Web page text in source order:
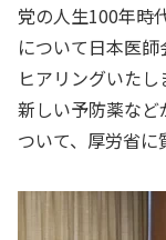
党の人生100年時
について日本医
ヒアリングいたし
新しい予防薬な
ついて、厚労省に